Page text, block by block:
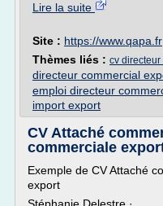
Lire la suite
Site : https://www.qapa.fr
Thèmes liés : cv
directeur commercial
emploi directeur
import export
CV Attaché
commerciale
Exemple de CV Attaché
export